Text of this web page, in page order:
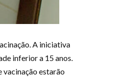
A iniciativa
inferior a 15 anos.
vacinação estarão